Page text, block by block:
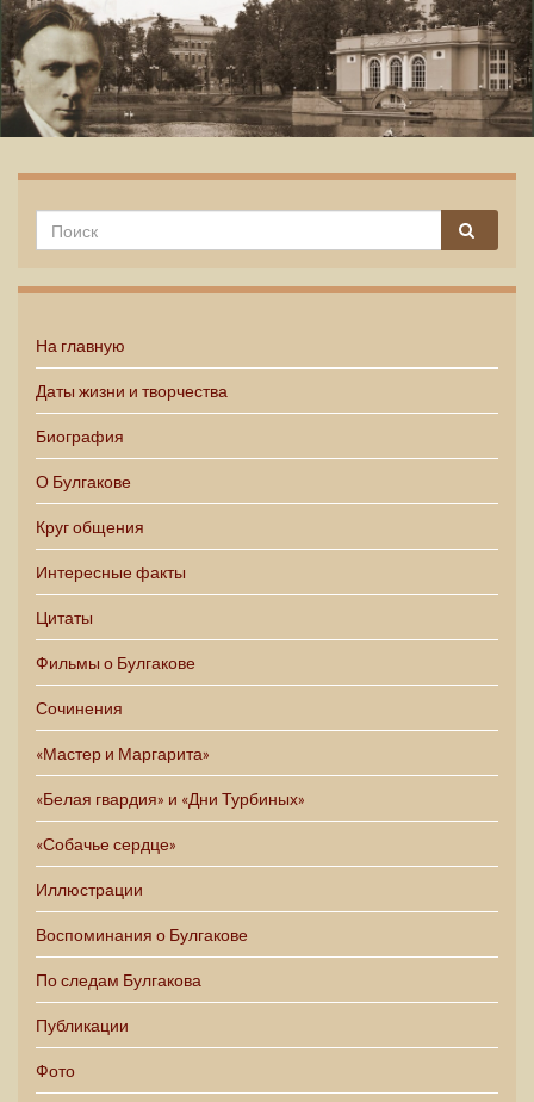
На главную
Даты жизни и творчества
Биография
О Булгакове
Круг общения
Интересные факты
Цитаты
Фильмы о Булгакове
Сочинения
«Мастер и Маргарита»
«Белая гвардия» и «Дни Турбиных»
«Собачье сердце»
Иллюстрации
Воспоминания о Булгакове
По следам Булгакова
Публикации
Фото